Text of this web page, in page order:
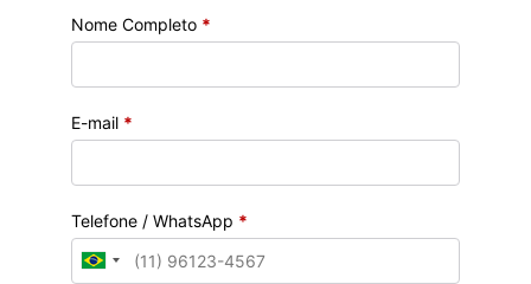
Nome Completo *
E-mail *
Telefone / WhatsApp *